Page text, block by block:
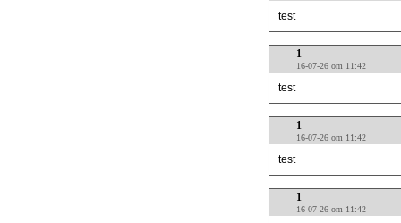
test
1
16-07-26 om 11:42
test
1
16-07-26 om 11:42
test
1
16-07-26 om 11:42